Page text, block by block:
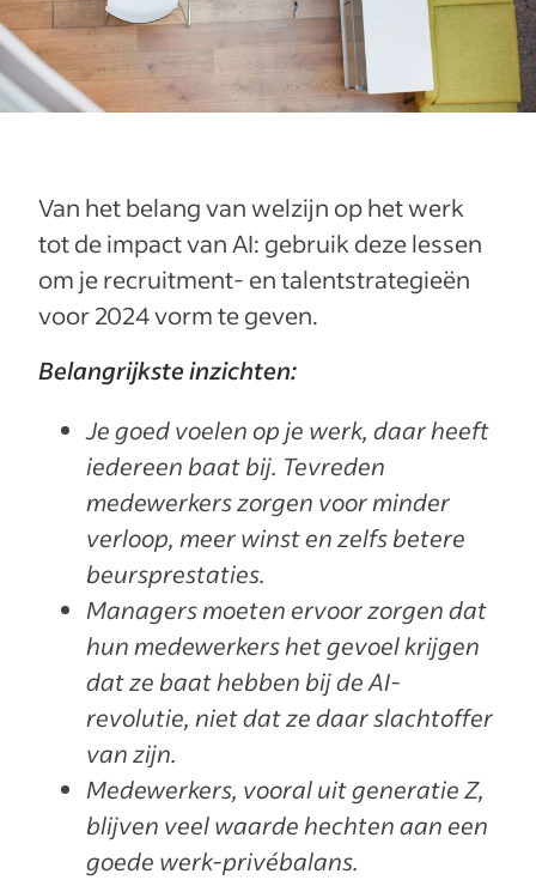
Van het belang van welzijn op het werk
tot de impact van AI: gebruik deze lessen
om je recruitment- en talentstrategieën
voor 2024 vorm te geven.
Belangrijkste inzichten:
Je goed voelen op je werk, daar heeft
iedereen baat bij. Tevreden
medewerkers zorgen voor minder
verloop, meer winst en zelfs betere
beursprestaties.
Managers moeten ervoor zorgen dat
hun medewerkers het gevoel krijgen
dat ze baat hebben bij de AI-
revolutie, niet dat ze daar slachtoffer
van zijn.
Medewerkers, vooral uit generatie Z,
blijven veel waarde hechten aan een
goede werk-privébalans.